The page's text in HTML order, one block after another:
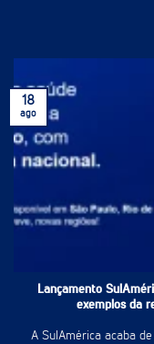
Lançamento
exemplos da
A SulAmérica acaba
18
ago